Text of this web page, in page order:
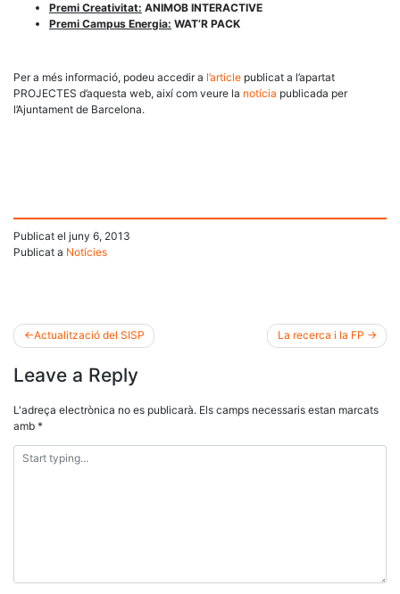
Premi Creativitat: ANIMOB INTERACTIVE
Premi Campus Energia: WAT’R PACK
Per a més informació, podeu accedir a l’article publicat a l’apartat
PROJECTES d’aquesta web, així com veure la notícia publicada per
l’Ajuntament de Barcelona.
Publicat el juny 6, 2013
Publicat a Notícies
Navegació
d'entrades
Actualització del SISP La recerca i la FP
Leave a Reply
L'adreça electrònica no es publicarà. Els camps necessaris estan marcats
amb *